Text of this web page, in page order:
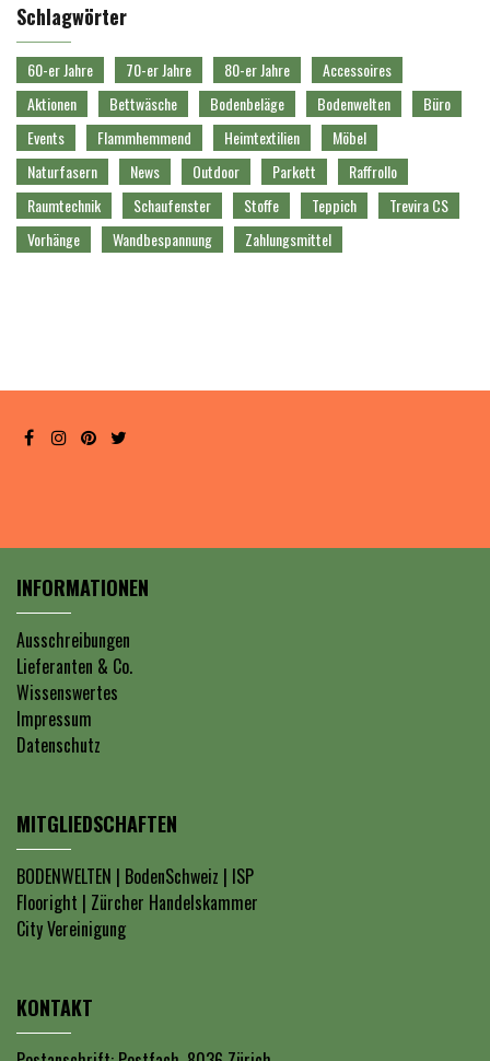
Schlagwörter
60-er Jahre 70-er Jahre 80-er Jahre
Accessoires
Aktionen
Bettwäsche Bodenbeläge Bodenwelten
Büro
Events
Flammhemmend Heimtextilien
Möbel
Naturfasern
News Outdoor Parkett
Raffrollo
Raumtechnik
Schaufenster Stoffe Teppich
Trevira CS
Vorhänge
Wandbespannung Zahlungsmittel
INFORMATIONEN
Ausschreibungen
Lieferanten & Co.
Wissenswertes
Impressum
Datenschutz
MITGLIEDSCHAFTEN
BODENWELTEN | BodenSchweiz | ISP
Flooright | Zürcher Handelskammer
City Vereinigung
KONTAKT